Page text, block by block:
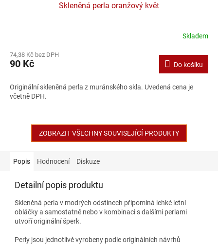
Skleněná perla oranžový květ
Skladem
74,38 Kč bez DPH
90 Kč Do košíku
Originální skleněná perla z muránského skla. Uvedená cena je
včetně DPH.
ZOBRAZIT VŠECHNY SOUVISEJÍCÍ PRODUKTY
Popis Hodnocení Diskuze
Detailní popis produktu
Skleněná perla v modrých odstínech připomíná lehké letní
obláčky a samostatně nebo v kombinaci s dalšími perlami
utvoří originální šperk.
Perly jsou jednotlivě vyrobeny podle originálních návrhů